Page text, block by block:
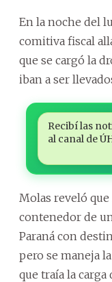
En la noche del
comitiva fiscal
que se cargó la
iban a ser
Recibí las
al canal de
Molas reveló
contenedor de
Paraná con
pero se maneja
que traía la